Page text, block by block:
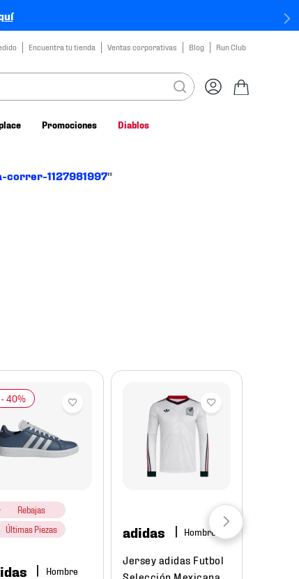
Encuentra tu tienda Ventas corporativas Blog Run Club
Promociones Diablos
correr-1127981997"
Rebajas
Últimas Piezas
Hombre
adidas Hombre
Jersey adidas Futbol
Selección Mexicana